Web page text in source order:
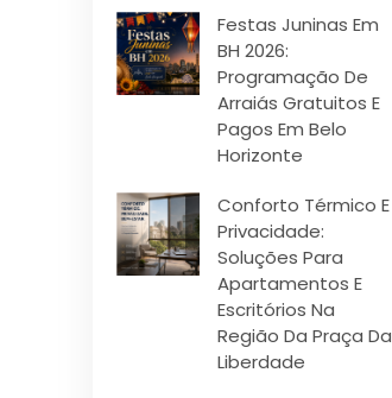
Festas Juninas Em
BH 2026:
Programação De
Arraiás Gratuitos E
Pagos Em Belo
Horizonte
Conforto Térmico E
Privacidade:
Soluções Para
Apartamentos E
Escritórios Na
Região Da Praça Da
Liberdade